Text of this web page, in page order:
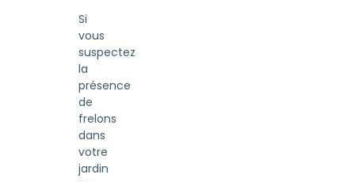
Si
vous
suspectez
la
présence
de
frelons
dans
votre
jardin